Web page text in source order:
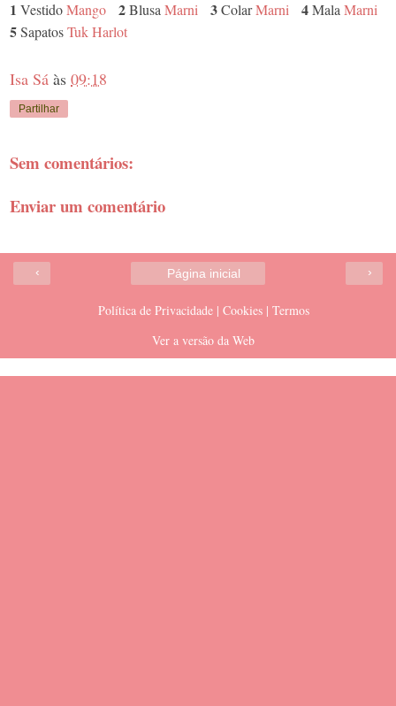
1 VestidoMango 2BlusaMarni 3ColarMarni 4MalaMarni
5SapatosTuk Harlot
Isa Sá às 09:18
Partilhar
Sem comentários:
Enviar um comentário
‹ ›
Página inicial
Política de Privacidade | Cookies | Termos
Ver a versão da Web